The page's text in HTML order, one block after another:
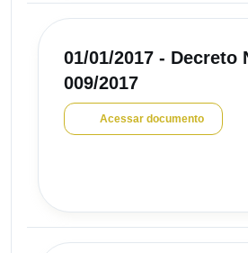
01/01/2017 - Decreto
009/2017
Acessar documento